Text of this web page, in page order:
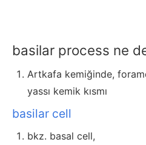
basilar process ne
Artkafa kemiğinde,
yassı kemik kısmı
basilar cell
bkz. basal cell,